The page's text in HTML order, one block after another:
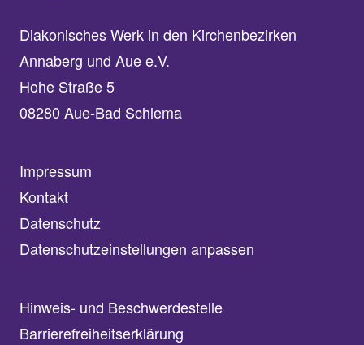
Diakonisches Werk in den Kirchenbezirken
Annaberg und Aue e.V.
Hohe Straße 5
08280 Aue-Bad Schlema
Impressum
Kontakt
Datenschutz
Datenschutzeinstellungen anpassen
Hinweis- und Beschwerdestelle
Barrierefreiheitserklärung